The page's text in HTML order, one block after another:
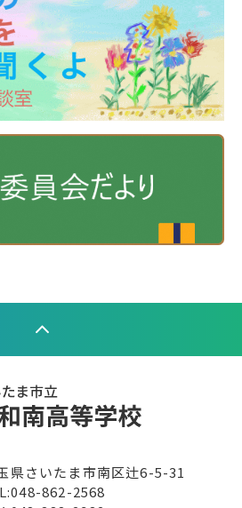
県さいたま市南区辻6-5-31
048-862-2568